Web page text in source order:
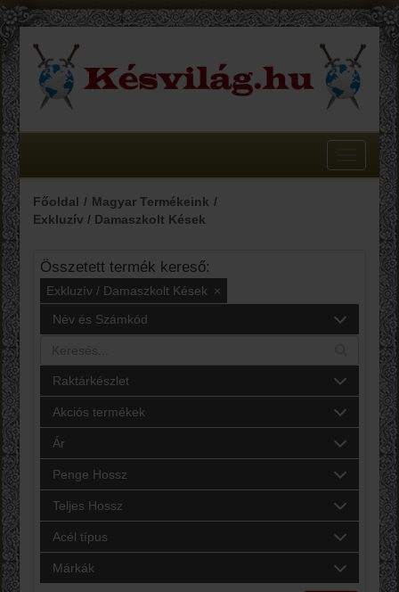
Toggle
Főoldal
Magyar Termékeink
Exkluzív / Damaszkolt Kések
Összetett termék kereső:
Exkluzív / Damaszkolt Kések ×
Név és Számkód
Raktárkészlet
Akciós termékek
Ár
Penge Hossz
Teljes Hossz
Acél típus
Márkák